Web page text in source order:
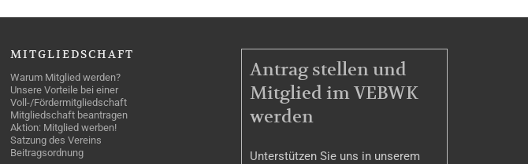
MITGLIEDSCHAFT
Warum Mitglied werden?
Unsere Vorteile bei einer
Voll-/Fördermitgliedschaft
Mitgliedschaft beantragen
Aktion: Mitglied werben!
Satzung des Vereins
Beitragsordnung
MITGLIEDSCHAFT
Antrag stellen und
Mitglied im VEBWK
werden
Unterstützen Sie uns in unserem